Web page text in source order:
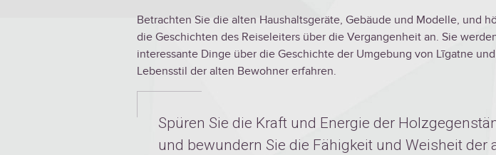
Betrachten Sie die alten Haushaltsgeräte, Gebäude und Modelle, und
die Geschichten des Reiseleiters über die Vergangenheit an. Sie
interessante Dinge über die Geschichte der Umgebung von Līgatne
Lebensstil der alten Bewohner erfahren.
Spüren Sie die Kraft und Energie der
und bewundern Sie die Fähigkeit und Weisheit der